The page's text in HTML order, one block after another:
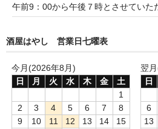
Les Champs Libres（ﾚ･ｼｬﾝ･ﾘ
France Languedoc Roussillon / ﾗﾝ
Castelmaure（ｶｽtｨﾓｰﾙ協同組
Mas Bres（ﾏｽ･ﾌﾞﾚｽ）
France Loire/ﾌﾗﾝｽ・ﾛﾜｰﾙ
午前9：00から午後７時とさせていた
酒屋はやし 営業日七曜表
今月(2026年8月)
日
月 火 水 木 金
土
1
2
3 4 5 6 7
8
9
10 11 12 13 14
15
翌
日
6
13